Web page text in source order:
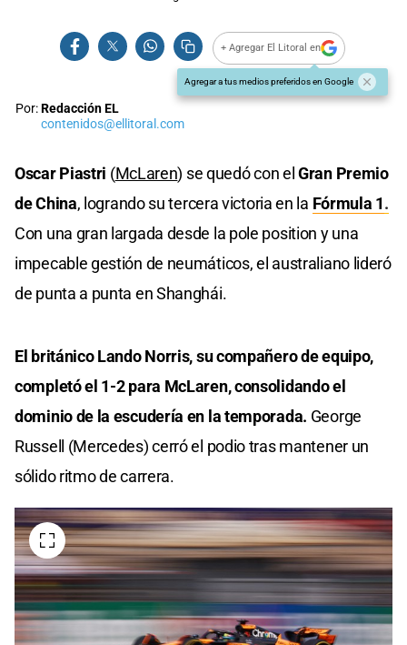
+ Agregar El Litoral en
Agregar a tus medios preferidos en Google
Por:Redacción EL
contenidos@ellitoral.com
Oscar Piastri (McLaren) se quedó con elGran Premio
de China, logrando su tercera victoria en la Fórmula 1.
Con una gran largada desde la pole position y una
impecable gestión de neumáticos, el australiano lideró
de punta a punta en Shanghái.
El británico Lando Norris, su compañero de equipo,
completó el 1-2 para McLaren, consolidando el
dominio de la escudería en la temporada. George
Russell (Mercedes) cerró el podio tras mantener un
sólido ritmo de carrera.